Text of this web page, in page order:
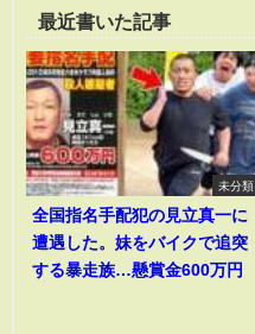
最近書いた記事
未分類
全国指名手配犯の見立真一に
遭遇した。妹をバイクで追突
する暴走族…懸賞金600万円